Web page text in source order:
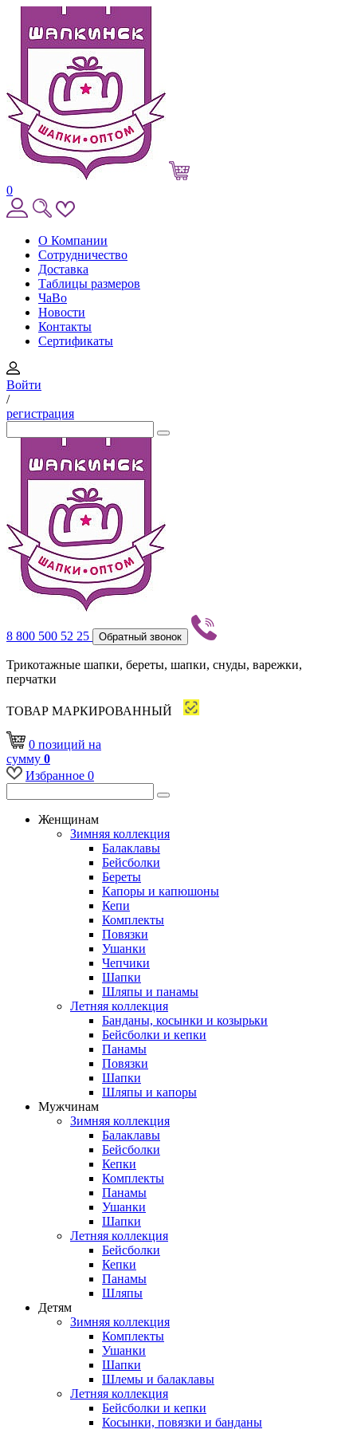
0
О Компании
Сотрудничество
Доставка
Таблицы размеров
ЧаВо
Новости
Контакты
Сертификаты
Войти
/
регистрация
8 800 500 52 25 Обратный звонок
Трикотажные шапки, береты, шапки, снуды, варежки,
перчатки
ТОВАР МАРКИРОВАННЫЙ
0 позиций на
сумму 0
Избранное 0
Женщинам
Зимняя коллекция
Балаклавы
Бейсболки
Береты
Капоры и капюшоны
Кепи
Комплекты
Повязки
Ушанки
Чепчики
Шапки
Шляпы и панамы
Летняя коллекция
Банданы, косынки и козырьки
Бейсболки и кепки
Панамы
Повязки
Шапки
Шляпы и капоры
Мужчинам
Зимняя коллекция
Балаклавы
Бейсболки
Кепки
Комплекты
Панамы
Ушанки
Шапки
Летняя коллекция
Бейсболки
Кепки
Панамы
Шляпы
Детям
Зимняя коллекция
Комплекты
Ушанки
Шапки
Шлемы и балаклавы
Летняя коллекция
Бейсболки и кепки
Косынки, повязки и банданы